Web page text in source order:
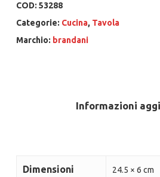
COD: 53288
Categorie: Cucina, Tavola
Marchio: brandani
Informazioni
Dimensioni 24.5 × 6 cm